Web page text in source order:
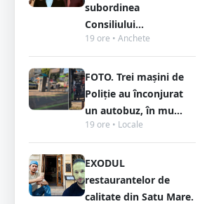
subordinea
Consiliului...
19 ore • Anchete
FOTO. Trei mașini de
Poliție au înconjurat
un autobuz, în mu...
19 ore • Locale
EXODUL
restaurantelor de
calitate din Satu Mare.